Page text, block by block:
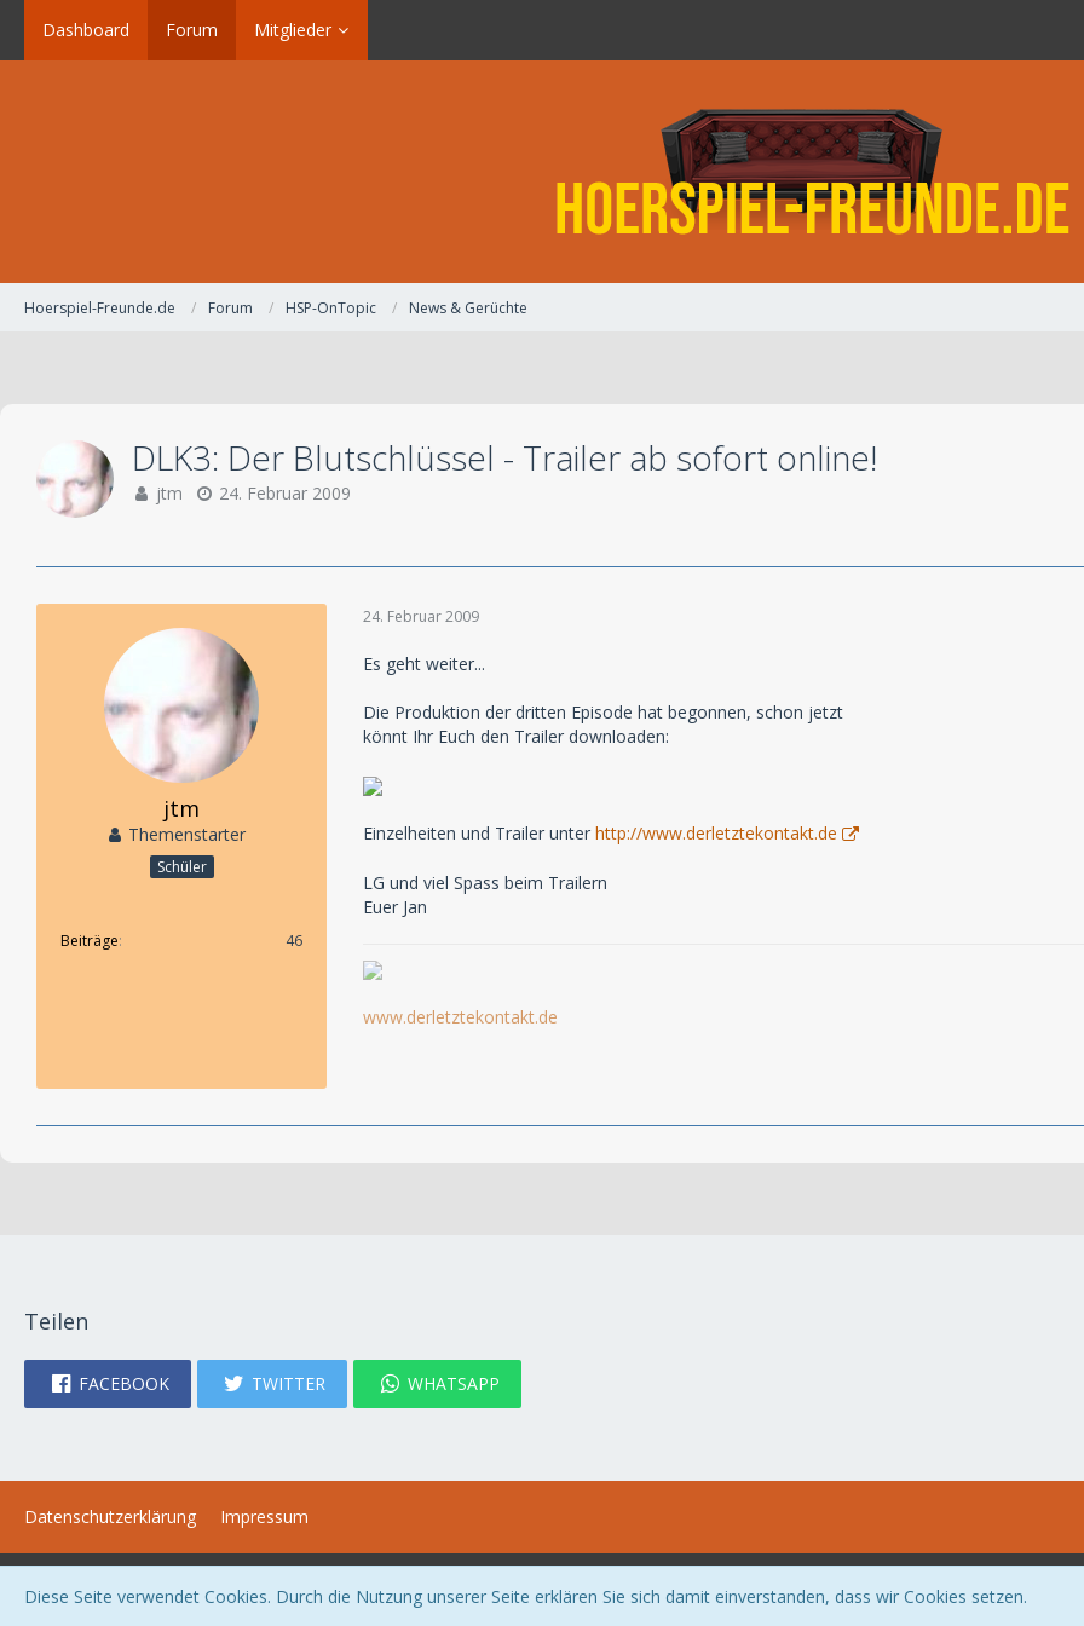
Dashboard Forum Mitglieder
Hoerspiel-Freunde.de Forum HSP-OnTopic News & Gerüchte
DLK3: Der Blutschlüssel - Trailer ab sofort online!
jtm 24. Februar 2009
jtm
Themenstarter
Schüler
Beiträge 46
24. Februar 2009
Es geht weiter...
Die Produktion der dritten Episode hat begonnen, schon jetzt
könnt Ihr Euch den Trailer downloaden:
Einzelheiten und Trailer unter http://www.derletztekontakt.de
LG und viel Spass beim Trailern
Euer Jan
www.derletztekontakt.de
Teilen
FACEBOOK TWITTER WHATSAPP
Datenschutzerklärung Impressum
Community-Software: WoltLab Suite™
Diese Seite verwendet Cookies. Durch die Nutzung unserer Seite erklären Sie sich damit einverstanden, dass wir Cookies setzen.